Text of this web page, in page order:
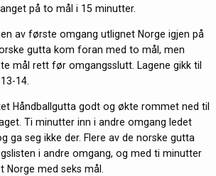
på to mål i 15 minutter.
av første omgang utlignet Norge igjen på
gutta kom foran med to mål, men
mål rett før omgangsslutt. Lagene gikk til
14.
Håndballgutta godt og økte rommet ned til
Ti minutter inn i andre omgang ledet
ga seg ikke der. Flere av de norske gutta
i andre omgang, og med ti minutter
Norge med seks mål.